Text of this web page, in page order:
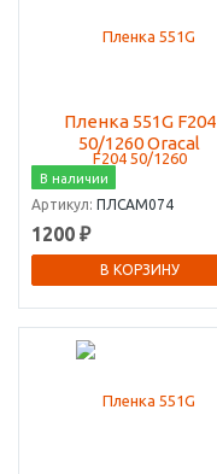
Пленка 551G F204
50/1260 Oracal
В наличии
Артикул: ПЛСАМ074
1200 ₽
В КОРЗИНУ